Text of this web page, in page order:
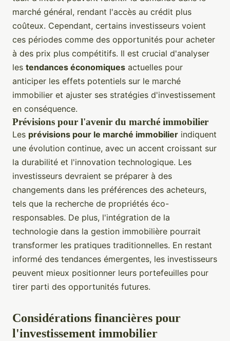
marché général, rendant l'accès au crédit plus
coûteux. Cependant, certains investisseurs voient
ces périodes comme des opportunités pour acheter
à des prix plus compétitifs. Il est crucial d'analyser
les tendances économiques actuelles pour
anticiper les effets potentiels sur le marché
immobilier et ajuster ses stratégies d'investissement
en conséquence.
Prévisions pour l'avenir du marché immobilier
Les prévisions pour le marché immobilier indiquent
une évolution continue, avec un accent croissant sur
la durabilité et l'innovation technologique. Les
investisseurs devraient se préparer à des
changements dans les préférences des acheteurs,
tels que la recherche de propriétés éco-
responsables. De plus, l'intégration de la
technologie dans la gestion immobilière pourrait
transformer les pratiques traditionnelles. En restant
informé des tendances émergentes, les investisseurs
peuvent mieux positionner leurs portefeuilles pour
tirer parti des opportunités futures.
Considérations financières pour
l'investissement immobilier